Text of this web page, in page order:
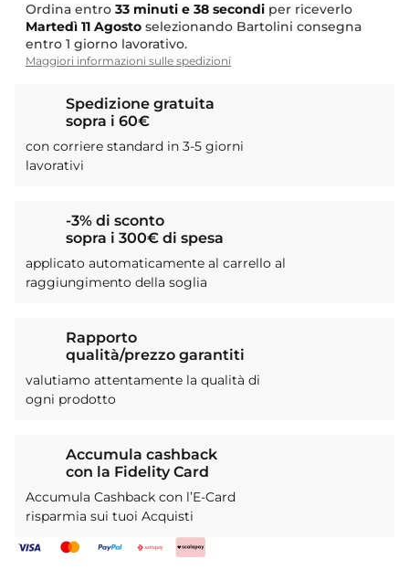
Ordina entro 33 minuti e 38 secondi per riceverlo
Martedì 11 Agosto selezionando Bartolini consegna
entro 1 giorno lavorativo.
Maggiori informazioni sulle spedizioni
Spedizione gratuita
sopra i 60€
con corriere standard in 3-5 giorni
lavorativi
-3% di sconto
sopra i 300€ di spesa
applicato automaticamente al carrello al
raggiungimento della soglia
Rapporto
qualità/prezzo garantiti
valutiamo attentamente la qualità di
ogni prodotto
Accumula cashback
con la Fidelity Card
Accumula Cashback con l’E-Card
risparmia sui tuoi Acquisti